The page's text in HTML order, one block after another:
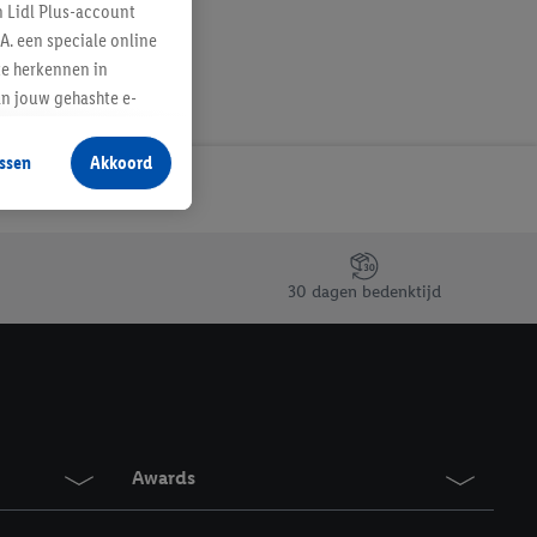
30 dagen bedenktijd
Awards
Lidl Plus-account
een speciale online
herkennen in
jouw gehashte e-
producten waarin je
te plaatsen
jouw gehashte e-
kunnen worden
Meer informatie,
Akkoord